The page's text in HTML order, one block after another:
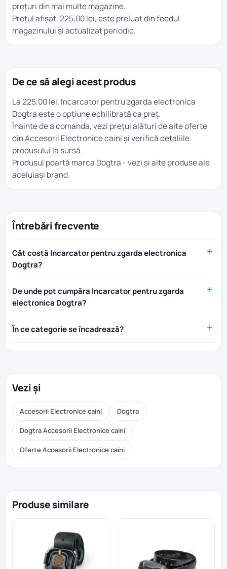
prețuri din mai multe magazine.
Prețul afișat, 225,00 lei, este preluat din feedul
magazinului și actualizat periodic.
De ce să alegi acest produs
La 225,00 lei, Incarcator pentru zgarda electronica
Dogtra este o opțiune echilibrată ca preț.
Înainte de a comanda, vezi prețul alături de alte oferte
dinAccesorii Electronice caini și verifică detaliile
produsului la sursă.
Produsul poartă marca Dogtra - vezi și alte produse ale
aceluiași brand.
Întrebări frecvente
Cât costă Incarcator pentru zgarda electronica
Dogtra?
De unde pot cumpăra Incarcator pentru zgarda
electronica Dogtra?
În ce categorie se încadrează?
Vezi și
Accesorii Electronice caini Dogtra
Dogtra Accesorii Electronice caini
Oferte Accesorii Electronice caini
Produse similare